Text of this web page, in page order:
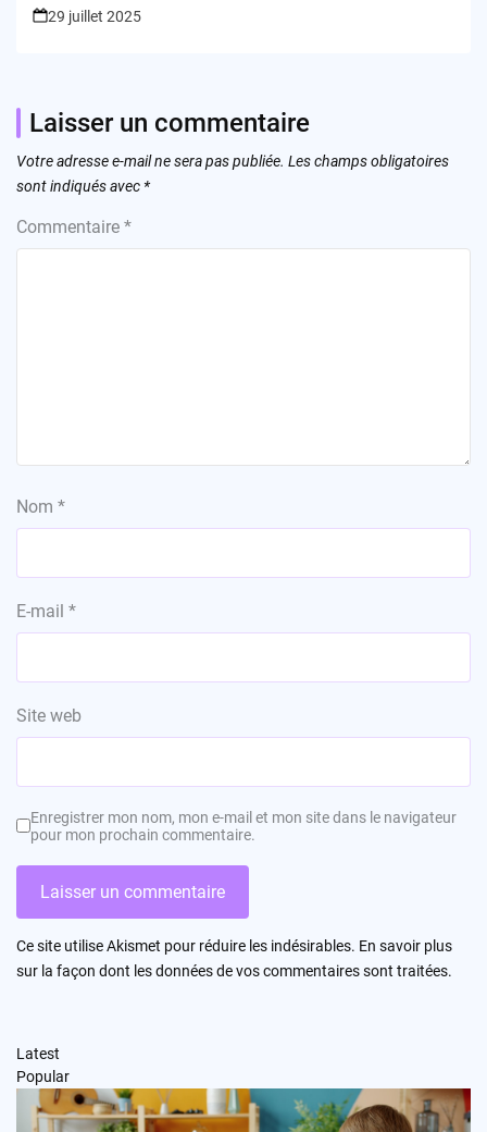
29 juillet 2025
Laisser un commentaire
Votre adresse e-mail ne sera pas publiée. Les champs obligatoires
sont indiqués avec *
Commentaire *
Nom *
E-mail *
Site web
Enregistrer mon nom, mon e-mail et mon site dans le navigateur
pour mon prochain commentaire.
Ce site utilise Akismet pour réduire les indésirables. En savoir plus
sur la façon dont les données de vos commentaires sont traitées.
Latest
Popular